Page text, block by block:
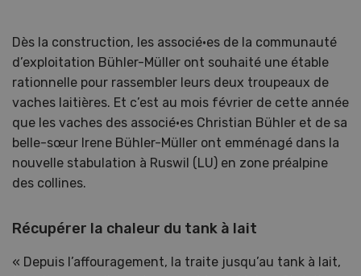
Dès la construction, les associé·es de la communauté
d’exploitation Bühler-Müller ont souhaité une étable
rationnelle pour rassembler leurs deux troupeaux de
vaches laitières. Et c’est au mois février de cette année
que les vaches des associé·es Christian Bühler et de sa
belle-sœur Irene Bühler-Müller ont emménagé dans la
nouvelle stabulation à Ruswil (LU) en zone préalpine
des collines.
Récupérer la chaleur du tank à lait
« Depuis l’affouragement, la traite jusqu’au tank à lait,